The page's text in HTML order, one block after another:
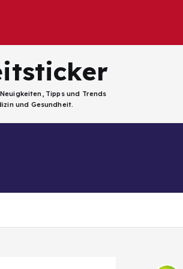
Tipps und Trends
und Gesundheit.